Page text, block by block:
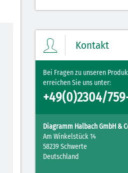
Nachricht ein.
Kontakt
Bei Fragen zu unseren
erreichen Sie uns unter:
+49(0)2304/
Diagramm Halbach GmbH &
Am Winkelstück 14
58239 Schwerte
Deutschland